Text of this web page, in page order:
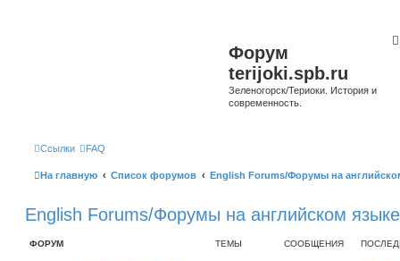
Форум
terijoki.spb.ru
Зеленогорск/Териоки. История и
современность.
Ссылки FAQ
На главную Список форумов English Forums/Форумы на
English Forums/Форумы на английском языке
ФОРУМ ТЕМЫ СООБЩЕНИЯ